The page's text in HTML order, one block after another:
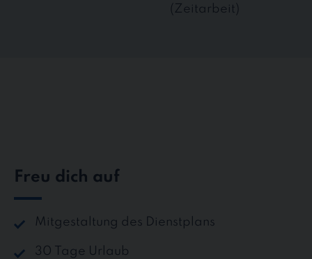
(Zeitarbeit)
Freu dich auf
Mitgestaltung des Dienstplans
30 Tage Urlaub